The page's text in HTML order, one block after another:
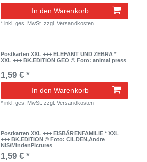
In den Warenkorb
*inkl. ges. MwSt. zzgl.Versandkosten
Postkarten XXL +++ ELEFANT UND ZEBRA *
XXL +++ BK.EDITION GEO © Foto: animal press
1,59 € *
In den Warenkorb
*inkl. ges. MwSt. zzgl.Versandkosten
Postkarten XXL +++ EISBÄRENFAMILIE * XXL
+++ BK.EDITION © Foto: CILDEN,Andre
NIS/MindenPictures
1,59 € *